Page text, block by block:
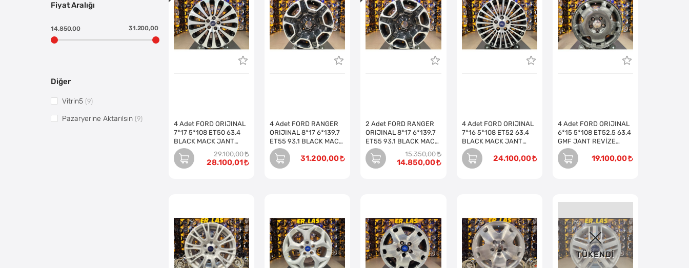
4 Adet FORD ORIJINAL
7*17 5*108 ET50 63.4
BLACK MACK JANT
REVİZE EDİLMİŞ (Takım)
29.100,00
28.100,01
4 Adet FORD RANGER
ORIJINAL 8*17 6*139.7
ET55 93.1 BLACK MACK
JANT REVİZE EDİLMİŞ
(Takım)
31.200,00
2 Adet FORD RANGER
ORIJINAL 8*17 6*139.7
ET55 93.1 BLACK MACK
JANT REVİZE EDİLMİŞ
(Takım)
15.350,00
14.850,00
4 Adet FORD ORIJINAL
7*16 5*108 ET52 63.4
BLACK MACK JANT
REVİZE EDİLMİŞ (Takım)
24.100,00
4 Adet FORD ORIJINAL
6*15 5*108 ET52.5 63.4
GMF JANT REVİZE
EDİLMİŞ (Takım)
19.100,00
TÜKENDI
Fiyat Aralığı
14.850,00 31.200,00
Diğer
Vitrin5 (9)
Pazaryerine Aktarılsın (9)